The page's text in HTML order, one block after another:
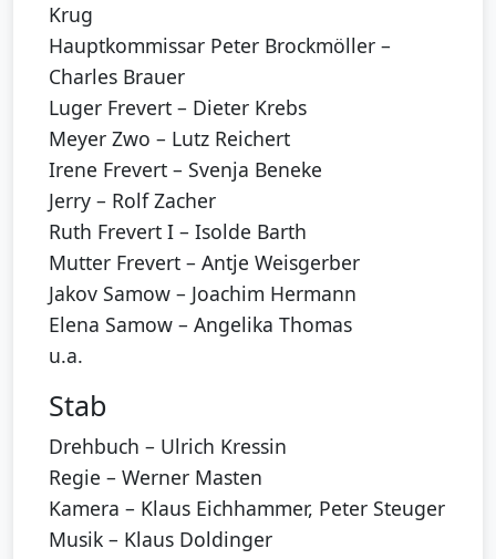
Krug
Hauptkommissar Peter Brockmöller –
Charles Brauer
Luger Frevert – Dieter Krebs
Meyer Zwo – Lutz Reichert
Irene Frevert – Svenja Beneke
Jerry – Rolf Zacher
Ruth Frevert I – Isolde Barth
Mutter Frevert – Antje Weisgerber
Jakov Samow – Joachim Hermann
Elena Samow – Angelika Thomas
u.a.
Stab
Drehbuch – Ulrich Kressin
Regie – Werner Masten
Kamera – Klaus Eichhammer, Peter Steuger
Musik – Klaus Doldinger